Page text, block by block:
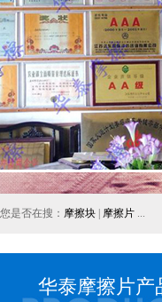
您是否在搜： 摩擦块 摩擦片 ...
华泰摩擦片产